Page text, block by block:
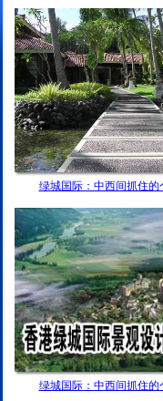
绿城国际：中西间抓住的
绿城国际：中西间抓住的